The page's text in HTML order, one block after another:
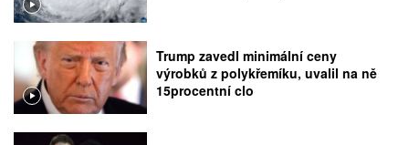
Trump zavedl minimální ceny
výrobků z polykřemíku, uvalil na ně
15procentní clo